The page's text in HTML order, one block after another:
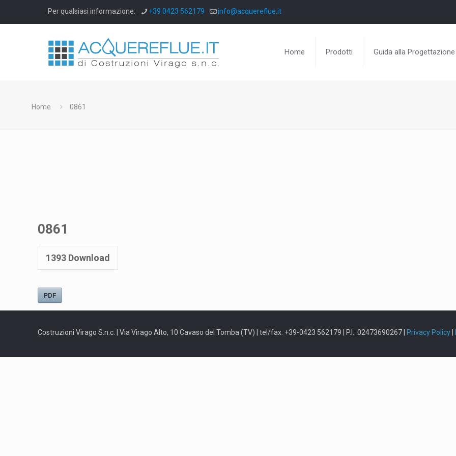
Per qualsiasi informazione: +39 0423 562179 info@acquereflue.it
Home Prodotti Guida alla Progettazione
Home 0861
0861
1393 Download
PDF
Costruzioni Virago S.n.c. | Via Virago Alto, 10 Cavaso del Tomba (TV) | tel/fax: +39-0423 562179 | P.I.: 02473690267 | Privacy Policy